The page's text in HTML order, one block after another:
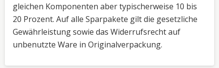
gleichen Komponenten aber typischerweise 10 bis
20 Prozent. Auf alle Sparpakete gilt die gesetzliche
Gewährleistung sowie das Widerrufsrecht auf
unbenutzte Ware in Originalverpackung.